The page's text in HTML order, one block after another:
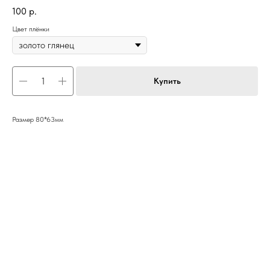
100 р.
Цвет плёнки
Купить
Размер 80*63мм